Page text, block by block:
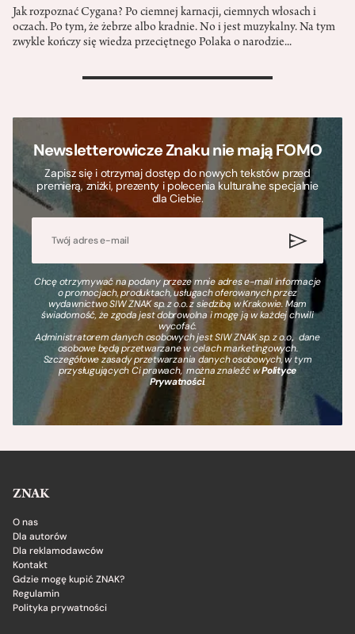
Jak rozpoznać Cygana? Po ciemnej karnacji, ciemnych włosach i
oczach. Po tym, że żebrze albo kradnie. No i jest muzykalny. Na tym
zwykle kończy się wiedza przeciętnego Polaka o narodzie...
>
Newsletterowicze Znaku nie mają FOMO
Zapisz się i otrzymaj dostęp do nowych tekstów przed
premierą, zniżki, prezenty i polecenia kulturalne specjalnie
dla Ciebie.
Chcę otrzymywać na podany przeze mnie adres e-mail informacje
o promocjach, produktach, usługach oferowanych przez
wydawnictwo SIW ZNAK sp. z o.o. z siedzibą w Krakowie. Mam
świadomość, że zgoda jest dobrowolna i mogę ją w każdej chwili
wycofać.
Administratorem danych osobowych jest SIW ZNAK sp. z o.o., dane
osobowe będą przetwarzane w celach marketingowych.
Szczegółowe zasady przetwarzania danych osobowych, w tym
przysługujących Ci prawach, można znaleźć wPolityce
Prywatności.
ZNAK
O nas
Dla autorów
Dla reklamodawców
Kontakt
Gdzie mogę kupić ZNAK?
Regulamin
Polityka prywatności